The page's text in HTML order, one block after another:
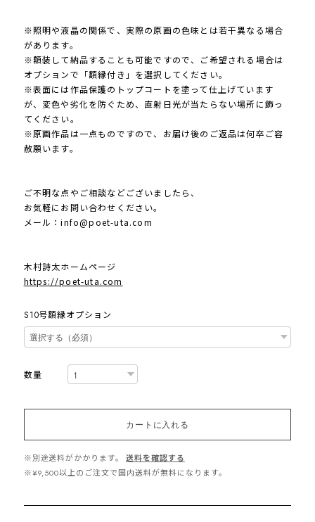
※照明や液晶の関係で、実際の原画の色味とは若干異なる場合
があります。
※額装して納品することも可能ですので、ご希望される場合は
オプションで「額縁付き」を選択してください。
※表面には作品保護のトップコートを塗って仕上げています
が、変色や劣化を防ぐため、直射日光が当たらない場所に飾っ
てください。
※原画作品は一点ものですので、お届け後のご返品は何卒ご容
赦願います。
ご不明な点やご相談などございましたら、
お気軽にお問い合わせください。
メール：info@poet-uta.com
木村詩太ホームページ
https://poet-uta.com
S10号額縁オプション
数量
カートに入れる
※別途送料がかかります。
送料を確認する
※¥9,500以上のご注文で国内送料が無料になります。